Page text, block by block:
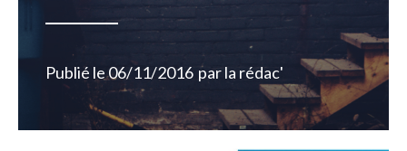
Publié le06/11/2016 parla rédac'